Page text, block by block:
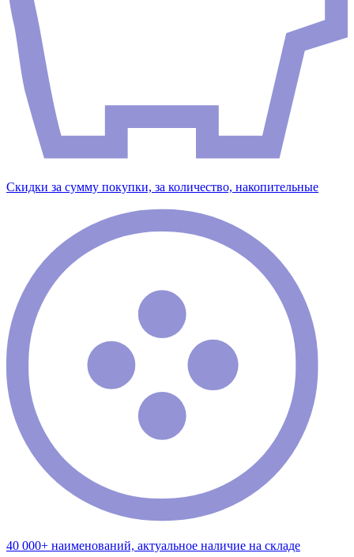
Скидки за сумму покупки, за количество, накопительные
40 000+ наименований, актуальное наличие на складе